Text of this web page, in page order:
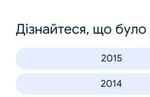
Дізнайтеся, що було
2015
2014